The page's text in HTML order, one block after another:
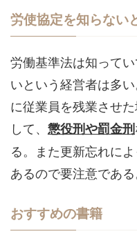
労使協定を知らない
労働基準法は知って
いという経営者は多
に従業員を残業させ
して、 懲役刑や罰金刑
る。また更新忘れに
あるので要注意である
おすすめの書籍